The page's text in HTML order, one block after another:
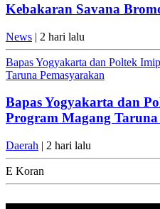
Kebakaran Savana
News | 2 hari lalu
Bapas Yogyakarta dan Poltek
Taruna Pemasyarakan
Bapas Yogyakarta dan
Program Magang
Daerah | 2 hari lalu
E Koran